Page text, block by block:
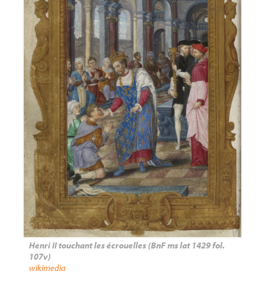
HenriIItouchant les écrouelles (BnF ms lat 1429 fol.
107v)
wikimedia